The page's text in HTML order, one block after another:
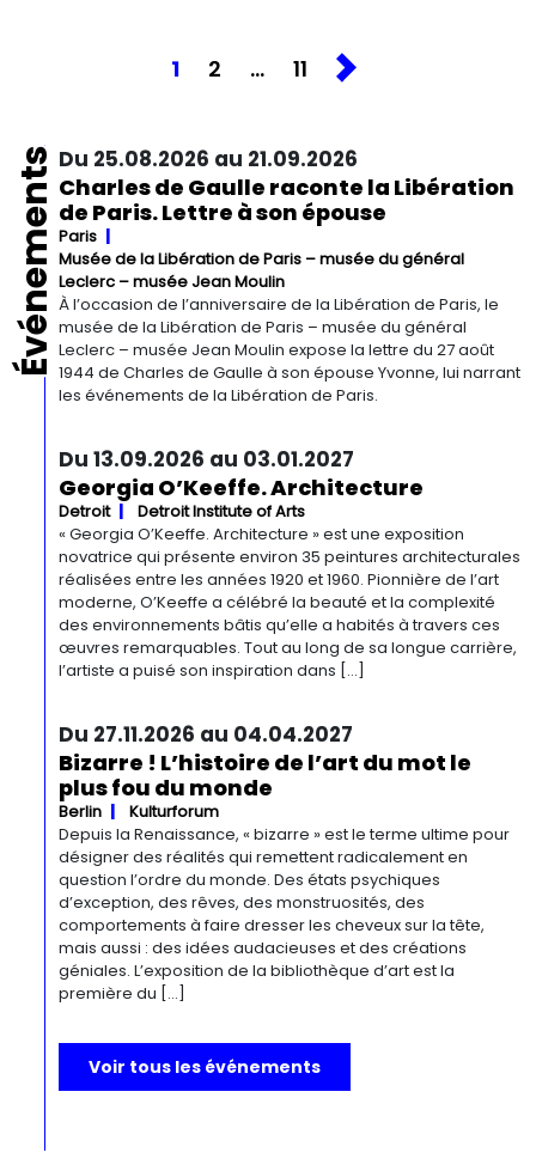
1 2 … 11
ÉvénementsDu 25.08.2026 au 21.09.2026
Charles de Gaulle raconte la Libération
de Paris. Lettre à son épouse
Paris
Musée de la Libération de Paris – musée du général
Leclerc – musée Jean Moulin
À l’occasion de l’anniversaire de la Libération de Paris, le
musée de la Libération de Paris – musée du général
Leclerc – musée Jean Moulin expose la lettre du 27 août
1944 de Charles de Gaulle à son épouse Yvonne, lui narrant
les événements de la Libération de Paris.
Du 13.09.2026 au 03.01.2027
Georgia O’Keeffe. Architecture
Detroit
Detroit Institute of Arts
« Georgia O’Keeffe. Architecture » est une exposition
novatrice qui présente environ 35 peintures architecturales
réalisées entre les années 1920 et 1960. Pionnière de l’art
moderne, O’Keeffe a célébré la beauté et la complexité
des environnements bâtis qu’elle a habités à travers ces
œuvres remarquables. Tout au long de sa longue carrière,
l’artiste a puisé son inspiration dans […]
Du 27.11.2026 au 04.04.2027
Bizarre ! L’histoire de l’art du mot le
plus fou du monde
Berlin
Kulturforum
Depuis la Renaissance, « bizarre » est le terme ultime pour
désigner des réalités qui remettent radicalement en
question l’ordre du monde. Des états psychiques
d’exception, des rêves, des monstruosités, des
comportements à faire dresser les cheveux sur la tête,
mais aussi : des idées audacieuses et des créations
géniales. L’exposition de la bibliothèque d’art est la
première du […]
Voir tous les événements